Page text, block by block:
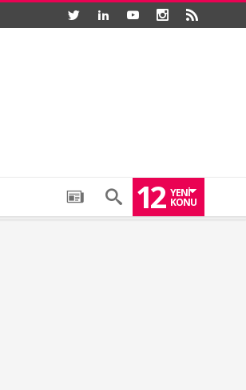
12 YENI
KONU